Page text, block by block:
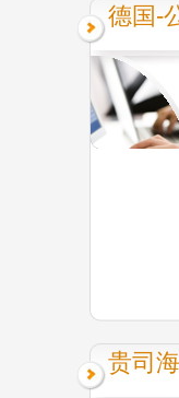
德国-
贵司